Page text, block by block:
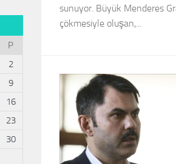
sunuyor. Büyük Menderes
çökmesiyle oluşan,...
P
2
9
16
23
30